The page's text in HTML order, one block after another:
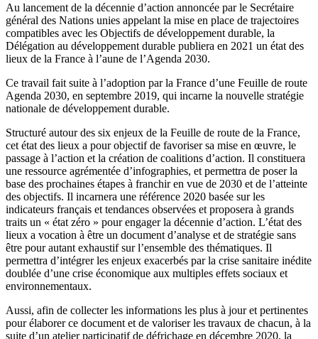
Au lancement de la décennie d’action annoncée par le Secrétaire
général des Nations unies appelant la mise en place de trajectoires
compatibles avec les Objectifs de développement durable, la
Délégation au développement durable publiera en 2021 un état des
lieux de la France à l’aune de l’Agenda 2030.
Ce travail fait suite à l’adoption par la France d’une Feuille de route
Agenda 2030, en septembre 2019, qui incarne la nouvelle stratégie
nationale de développement durable.
Structuré autour des six enjeux de la Feuille de route de la France,
cet état des lieux a pour objectif de favoriser sa mise en œuvre, le
passage à l’action et la création de coalitions d’action. Il constituera
une ressource agrémentée d’infographies, et permettra de poser la
base des prochaines étapes à franchir en vue de 2030 et de l’atteinte
des objectifs. Il incarnera une référence 2020 basée sur les
indicateurs français et tendances observées et proposera à grands
traits un « état zéro » pour engager la décennie d’action. L’état des
lieux a vocation à être un document d’analyse et de stratégie sans
être pour autant exhaustif sur l’ensemble des thématiques. Il
permettra d’intégrer les enjeux exacerbés par la crise sanitaire inédite
doublée d’une crise économique aux multiples effets sociaux et
environnementaux.
Aussi, afin de collecter les informations les plus à jour et pertinentes
pour élaborer ce document et de valoriser les travaux de chacun, à la
suite d’un atelier participatif de défrichage en décembre 2020, la